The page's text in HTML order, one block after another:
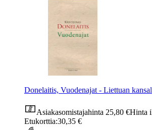
Donelaitis, Vuodenajat - Liettuan
Asiakasomistajahinta 25,80 €Hinta
Etukorttia:30,35 €